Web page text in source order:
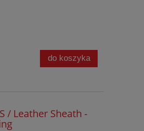
do koszyka
/ Leather Sheath -